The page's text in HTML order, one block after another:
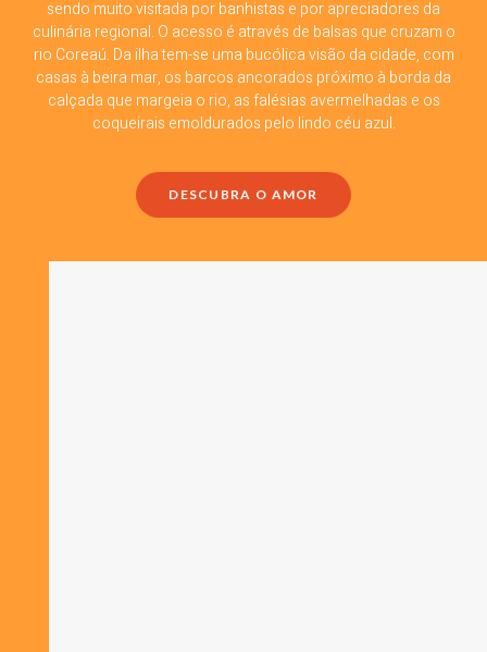
sendo muito visitada por banhistas e por apreciadores da
culinária regional. O acesso é através de balsas que cruzam o
rio Coreaú. Da ilha tem-se uma bucólica visão da cidade, com
casas à beira mar, os barcos ancorados próximo à borda da
calçada que margeia o rio, as falésias avermelhadas e os
coqueirais emoldurados pelo lindo céu azul.
DESCUBRA O AMOR